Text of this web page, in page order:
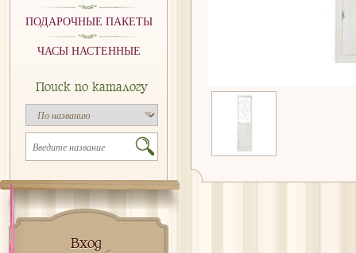
ПОДАРОЧНЫЕ ПАКЕТЫ
ЧАСЫ НАСТЕННЫЕ
Поиск по каталогу
Вход